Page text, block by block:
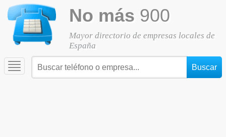
No más 900
Mayor directorio de empresas locales de
España
Toggle
navigation